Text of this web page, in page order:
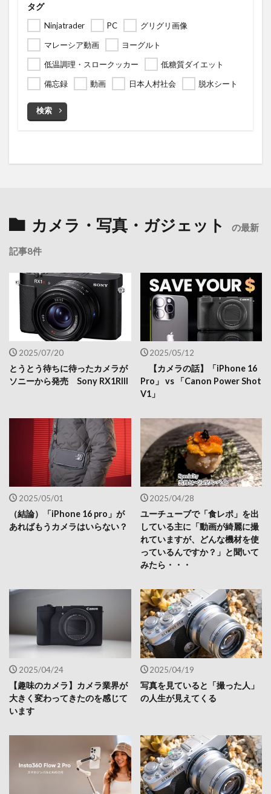
タグ
Ninjatrader PC
グリグリ画像
マレーシア動画
ヨーグルト
低温調理・スロークッカー
低糖質ダイエット
備忘録
動画 日本人村社会 脱水シート
検索
カメラ・写真・ガジェット の最新
記事8件
2025/07/20
とうとう待ちに待ったカメラが
ソニーから発売 Sony RX1RIII
2025/05/12
【カメラの話】「iPhone 16
Pro」 vs 「Canon Power Shot
V1」
2025/05/01
（結論）「iPhone 16 pro」が
あればもうカメラはいらない？
2025/04/28
ユーチューブで「食レポ」を出
している主に「動画が綺麗に撮
れていますが、どんな機材を使
っているんですか？」と聞いて
みたら・・・
2025/04/24
【趣味のカメラ】カメラ業界が
大きく変わってきたのを感じて
います
2025/04/19
写真を見ていると「撮った人」
の人生が見えてくる